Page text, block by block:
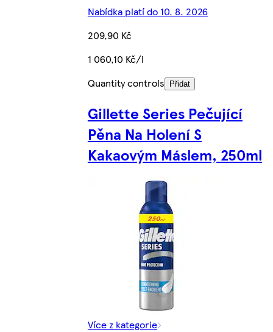
Nabídka platí do 10. 8. 2026
209,90 Kč
1 060,10 Kč/l
Quantity controls
Přidat
Gillette Series Pečující
Pěna Na Holení S
Kakaovým Máslem, 250ml
Více z kategorie